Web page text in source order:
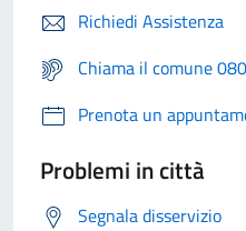
Richiedi Assistenza
Chiama il comune
Prenota un
Problemi in città
Segnala disservizio